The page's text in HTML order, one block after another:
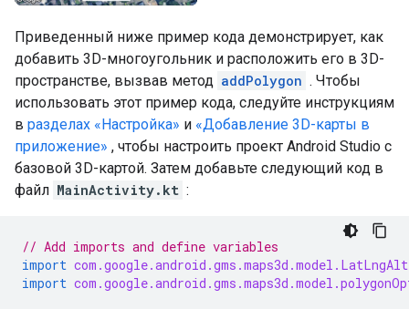
Приведенный ниже пример кода демонстрирует, как
добавить 3D-многоугольник и расположить его в 3D-
пространстве, вызвав метод addPolygon . Чтобы
использовать этот пример кода, следуйте инструкциям
в разделах «Настройка» и «Добавление 3D-карты в
приложение» , чтобы настроить проект Android Studio с
базовой 3D-картой. Затем добавьте следующий код в
файл MainActivity.kt :
// Add imports and define variables
import
import